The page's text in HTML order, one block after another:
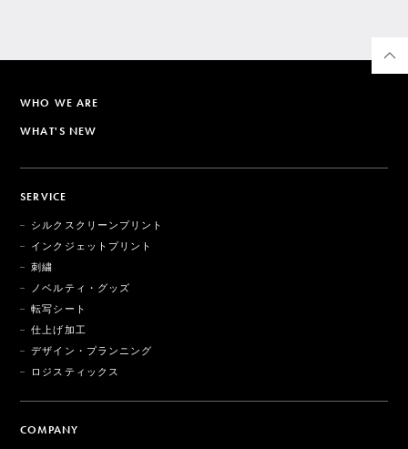
WHO WE ARE
WHAT'S NEW
SERVICE
シルクスクリーンプリント
インクジェットプリント
刺繍
ノベルティ・グッズ
転写シート
仕上げ加工
デザイン・プランニング
ロジスティックス
COMPANY